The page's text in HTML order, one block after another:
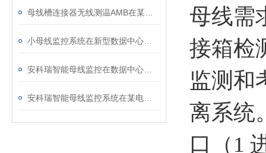
母线需
接箱检
监测和
离系统
口（1